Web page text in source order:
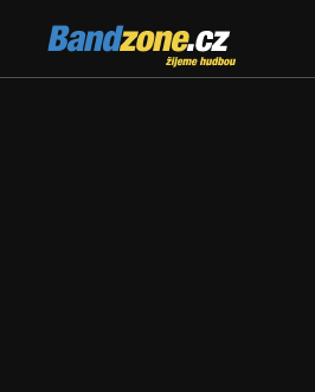
Bandzone.cz
žijeme hudbou